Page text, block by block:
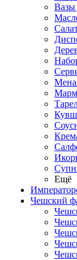
Вазы
Ещё
Чешский